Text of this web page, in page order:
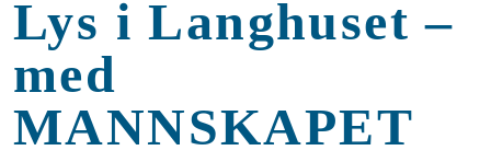
Lys i Langhuset –
med
MANNSKAPET